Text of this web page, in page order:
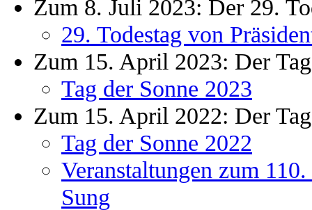
Zum 8. Juli 2023: Der 29.
29. Todestag von
Zum 15. April 2023: Der
Tag der Sonne 2023
Zum 15. April 2022: Der
Tag der Sonne 2022
Veranstaltungen zum
Sung